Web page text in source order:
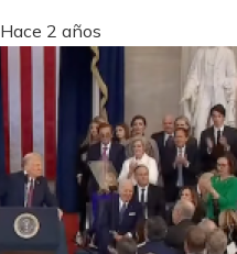
Hace 2 años